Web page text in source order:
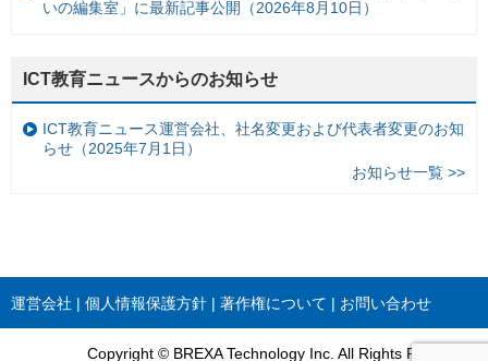
いの編集室」に最新記事公開（2026年8月10日）
ICT教育ニュースからのお知らせ
ICT教育ニュース運営会社、社名変更および代表者変更のお知
らせ（2025年7月1日）
お知らせ一覧 >>
運営会社 個人情報保護方針 著作権について お問い合わせ
Copyright © BREXA Technology Inc. All Rights Reserved.